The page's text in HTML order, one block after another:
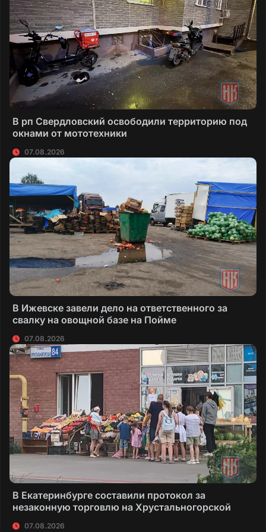
В рп Свердловский освободили территорию под
окнами от мототехники
07.08.2026
В Ижевске завели дело на ответственного за
свалку на овощной базе на Пойме
07.08.2026
В Екатеринбурге составили протокол за
незаконную торговлю на Хрустальногорской
07.08.2026